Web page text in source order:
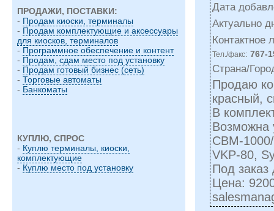
ПРОДАЖИ, ПОСТАВКИ:
- Продам киоски, терминалы
- Продам комплектующие и аксессуары
для киосков, терминалов
- Программное обеспечение и контент
- Продам, сдам место под установку
- Продам готовый бизнес (сеть)
- Торговые автоматы
- Банкоматы
КУПЛЮ, СПРОС
- Куплю терминалы, киоски,
комплектующие
- Куплю место под установку
Дата
Актуально
Контактное
Тел./факс: 767-
Страна/
Продаю
красный,
В
Возможна
CBM-
VKP-80,
Под заказ
Цена: